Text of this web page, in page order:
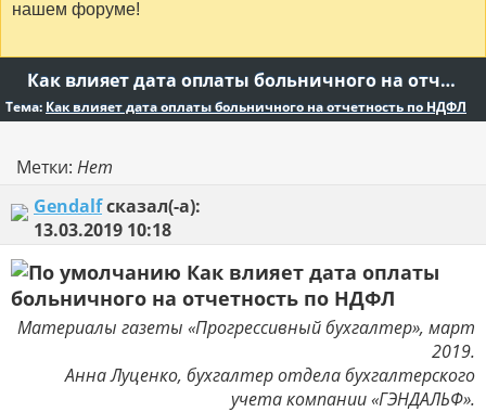
нашем форуме!
Как влияет дата оплаты больничного на отчетность по НДФЛ
Тема: Как влияет дата оплаты больничного на отчетность по НДФЛ
Метки: Нет
Gendalfсказал(-а):
13.03.2019 10:18
Как влияет дата оплаты
больничного на отчетность по НДФЛ
Материалы газеты «Прогрессивный бухгалтер», март
2019.
Анна Луценко, бухгалтер отдела бухгалтерского
учета компании «ГЭНДАЛЬФ».